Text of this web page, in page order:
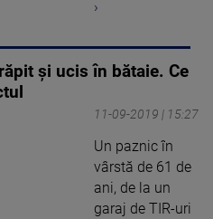
›
și ucis în bătaie. Ce
11-09-2019 | 15:27
Un paznic în
vârstă de 61 de
ani, de la un
garaj de TIR-uri